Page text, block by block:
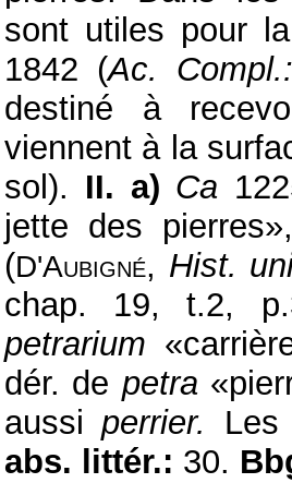
sont utiles pour
1842 (Ac. Compl.:
destiné à
viennent à la
sol). II. a) Ca
jette des
(D'Aubigné, Hist.
chap. 19, t.2,
petrarium
dér. de petra
aussiperrier.
abs. littér.: 30.